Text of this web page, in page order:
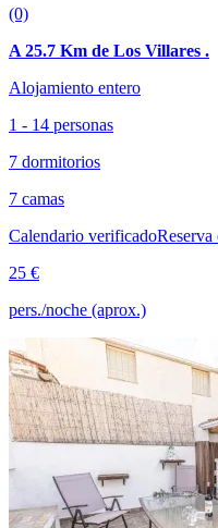
(0)
A 25.7 Km de Los Villares .
Alojamiento entero
1 - 14 personas
7 dormitorios
7 camas
Calendario verificadoReserva
25 €
pers./noche (aprox.)